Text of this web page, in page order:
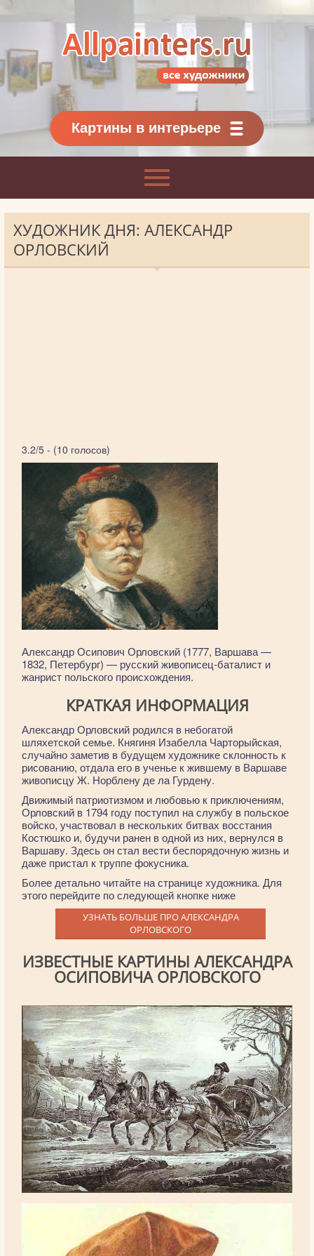
Картины классиков
и современников
Картины в интерьере
ХУДОЖНИК ДНЯ: АЛЕКСАНДР
ОРЛОВСКИЙ
3.2/5 - (10 голосов)
Александр Осипович Орловский (1777, Варшава —
1832, Петербург) — русский живописец-баталист и
жанрист польского происхождения.
КРАТКАЯ ИНФОРМАЦИЯ
Александр Орловский родился в небогатой
шляхетской семье. Княгиня Изабелла Чарторыйская,
случайно заметив в будущем художнике склонность к
рисованию, отдала его в ученье к жившему в Варшаве
живописцу Ж. Норблену де ла Гурдену.
Движимый патриотизмом и любовью к приключениям,
Орловский в 1794 году поступил на службу в польское
войско, участвовал в нескольких битвах восстания
Костюшко и, будучи ранен в одной из них, вернулся в
Варшаву. Здесь он стал вести беспорядочную жизнь и
даже пристал к труппе фокусника.
Более детально читайте на странице художника. Для
этого перейдите по следующей кнопке ниже
УЗНАТЬ БОЛЬШЕ ПРО АЛЕКСАНДРА
ОРЛОВСКОГО
ИЗВЕСТНЫЕ КАРТИНЫ АЛЕКСАНДРА
ОСИПОВИЧА ОРЛОВСКОГО